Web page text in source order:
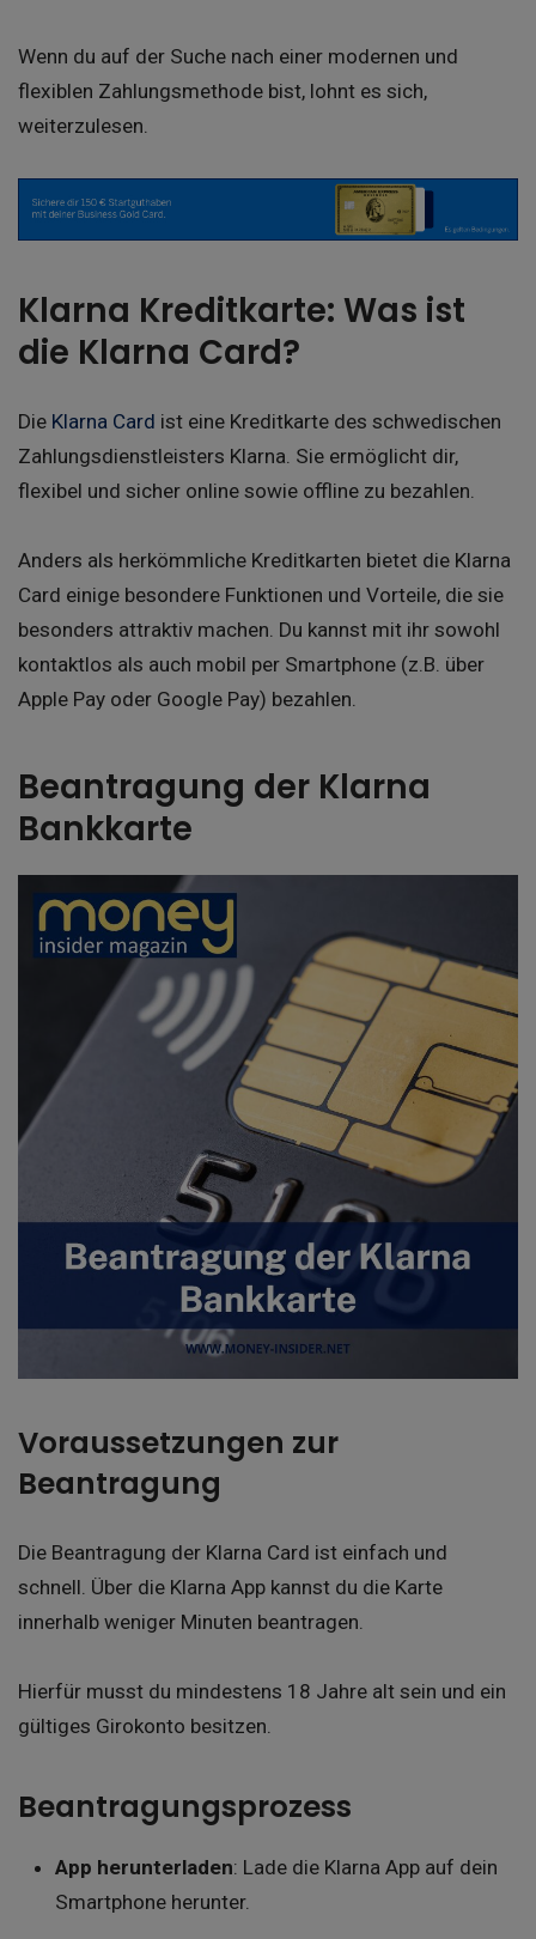
Wenn du auf der Suche nach einer modernen und
flexiblen Zahlungsmethode bist, lohnt es sich,
weiterzulesen.
Klarna Kreditkarte: Was ist
die Klarna Card?
Die Klarna Card ist eine Kreditkarte des schwedischen
Zahlungsdienstleisters Klarna. Sie ermöglicht dir,
flexibel und sicher online sowie offline zu bezahlen.
Anders als herkömmliche Kreditkarten bietet die Klarna
Card einige besondere Funktionen und Vorteile, die sie
besonders attraktiv machen. Du kannst mit ihr sowohl
kontaktlos als auch mobil per Smartphone (z.B. über
Apple Pay oder Google Pay) bezahlen.
Beantragung der Klarna
Bankkarte
Voraussetzungen zur
Beantragung
Die Beantragung der Klarna Card ist einfach und
schnell. Über die Klarna App kannst du die Karte
innerhalb weniger Minuten beantragen.
Hierfür musst du mindestens 18 Jahre alt sein und ein
gültiges Girokonto besitzen.
Beantragungsprozess
App herunterladen: Lade die Klarna App auf dein
Smartphone herunter.